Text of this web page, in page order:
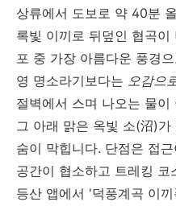
상류에서 도보로 약 40분
록빛 이끼로 뒤덮인 협곡
포 중 가장 아름다운 풍경
영 명소라기보다는 오감으
절벽에서 스며 나오는 물
그 아래 맑은 옥빛 소(沼)
숨이 막힙니다. 단점은 접
공간이 협소하고 트레킹
등산 앱에서 '덕풍계곡 이